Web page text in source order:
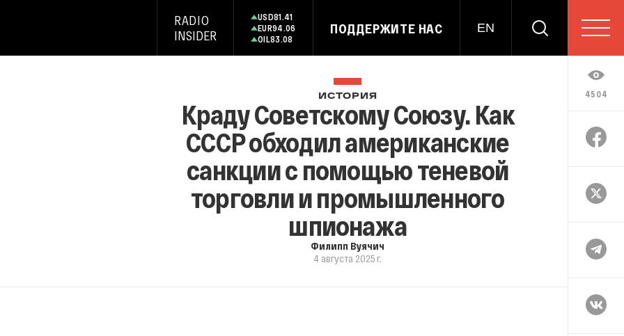
RADIO
INSIDER
USD81.41
EUR94.06
OIL83.08
ПОДДЕРЖИТЕ НАС EN
4504
ИСТОРИЯ
Краду Советскому Союзу. Как
СССР обходил американские
санкции с помощью теневой
торговли и промышленного
шпионажа
Филипп Вуячич
4 августа 2025 г.